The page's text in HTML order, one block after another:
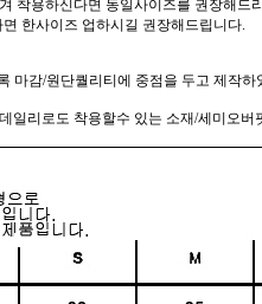
착용하신다면 동일사이즈를 권장해드
한사이즈 업하시길 권장해드립니다.
마감/원단퀄리티에 중점을 두고 제작하
리로도 착용할수 있는 소재/세미오버